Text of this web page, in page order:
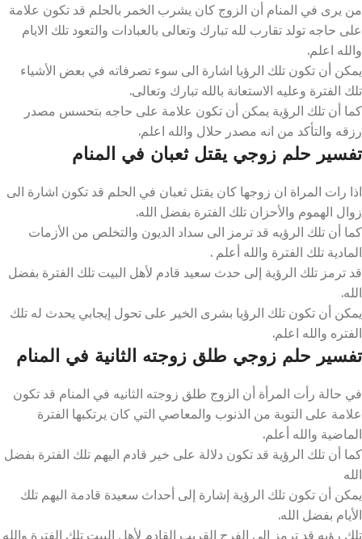
من يرى في المنام أن الزوج كان يشرب الخمر بالحلم قد تكون علامة
على حاجه تولد تقارب لله تبارك وتعالى بالعبادات والتعود تلك الايام
والله اعلم.
يمكن أن تكون تلك الرؤيا اشارة الى سوء تصرفاته في بعض الأشياء
تلك الفترة وعليه الاستعانة بالله تبارك وتعالى.
كما أن تلك الرؤية يمكن أن تكون علامة على حاجه بتحسس مصدر
رزقه والتأكد من انه مصدر حلال والله اعلم.
تفسير حلم زوجي يقتل ثعبان في المنام
اذا رات المراة ان زوجها كان يقتل ثعبان في الحلم قد تكون اشارة الى
زوال الهموم والأحزان تلك الفترة بفضل الله.
كما أن تلك الرؤيه قد ترمز الى سداد الديون والتخلص من الأزمات
المادية تلك الفترة والله أعلم .
قد ترمز تلك الرؤية إلى حدث سعيد قادم لأهل البيت تلك الفترة بفضل
الله.
يمكن أن تكون تلك الرؤيا بشرى الخير على تحول إيجابي يحدث له تلك
الفتره والله اعلم.
تفسير حلم زوجي طلق زوجته الثانية في المنام
في حالة رأت المرأة أن الزوج طلق زوجته الثانيه في المنام قد تكون
علامة على التوبة من الذنوب والمعاصي التي كان يرتكبها الفترة
الماضية والله أعلم.
كما أن تلك الرؤية قد تكون دلالة على خير قادم اليهم تلك الفترة بفضل
الله
يمكن أن تكون تلك الرؤية إشارة إلى أحداث سعيدة قادمة اليهم تلك
الأيام بفضل الله.
تلك رؤيه قد ترمز الى الفرج القريب القادم لأهل البيت تلك الفترة والله